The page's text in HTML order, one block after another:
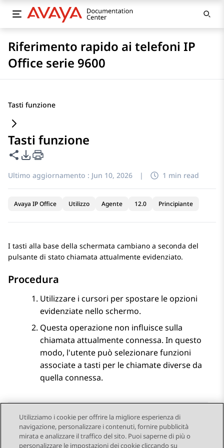
Riferimento rapido ai telefoni IP
Office serie 9600
Tasti funzione
Tasti funzione
Condividi questa pagina
Opzioni di esportazione PDF
Ultimo aggiornamento : Jun 10, 2026 | 1 min read
Avaya IP Office Utilizzo Agente 12.0 Principiante
I tasti alla base della schermata cambiano a seconda del
pulsante di stato chiamata attualmente evidenziato.
Procedura
Utilizzare i cursori per spostare le opzioni
evidenziate nello schermo.
Questa operazione non influisce sulla
chiamata attualmente connessa. In questo
modo, l'utente può selezionare funzioni
associate a tasti per le chiamate diverse da
quella connessa.
Send Feedback
Utilizziamo i cookie per offrire la migliore esperienza di
navigazione, personalizzare i contenuti, fornire pubblicità
mirata e analizzare il traffico del sito. Puoi saperne di più o
personalizzare le impostazioni dei cookie cliccando su